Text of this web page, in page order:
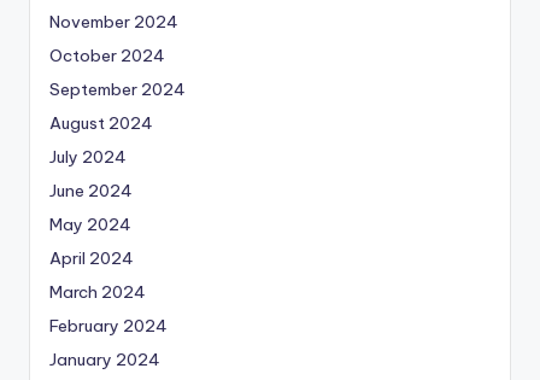
November 2024
October 2024
September 2024
August 2024
July 2024
June 2024
May 2024
April 2024
March 2024
February 2024
January 2024